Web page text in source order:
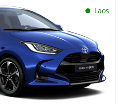
Laos